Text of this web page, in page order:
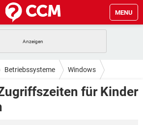
MENU
IOS
INSTAGRAM
STREAMING
IOS
Betriebssysteme Windows
für Kinder